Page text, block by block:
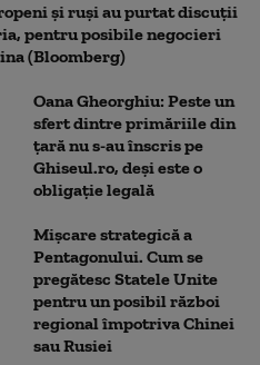
și ruși au purtat discuții
pentru posibile negocieri
(Bloomberg)
Oana Gheorghiu: Peste un
sfert dintre primăriile din
țară nu s-au înscris pe
Ghiseul.ro, deși este o
obligație legală
Mișcare strategică a
Pentagonului. Cum se
pregătesc Statele Unite
pentru un posibil război
regional împotriva Chinei
sau Rusiei